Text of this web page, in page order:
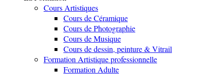
Cours Artistiques
Cours de Céramique
Cours de Photographie
Cours de Musique
Cours de dessin, peinture & Vitrail
Formation Artistique professionnelle
Formation Adulte